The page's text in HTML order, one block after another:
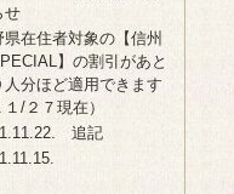
せ
県在住者対象の【信州
】の割引があと
人分ほど適用できます
１/２７現在）
追記